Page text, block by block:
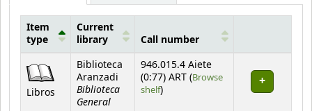
Item
type
Current
library
Call number
Libros
Biblioteca
Aranzadi
Biblioteca
General
946.015.4 Aiete
(0:77) ART (Browse
shelf(Opens below)
)